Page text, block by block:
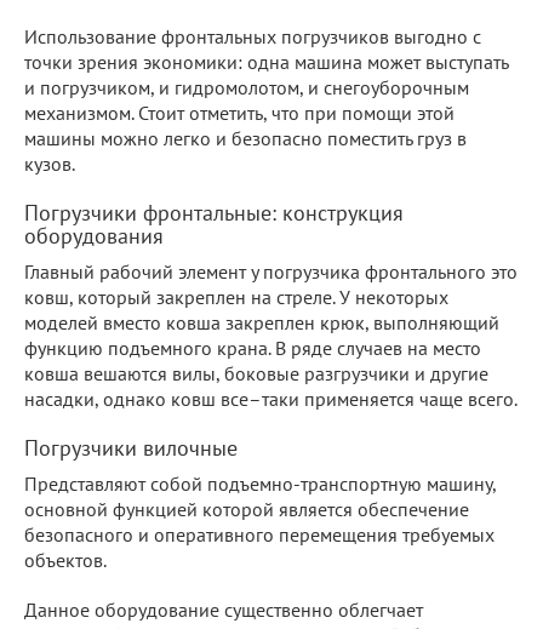
Использование фронтальных погрузчиков выгодно с
точки зрения экономики: одна машина может выступать
и погрузчиком, и гидромолотом, и снегоуборочным
механизмом. Стоит отметить, что при помощи этой
машины можно легко и безопасно поместить груз в
кузов.
Погрузчики фронтальные: конструкция
оборудования
Главный рабочий элемент у погрузчика фронтального это
ковш, который закреплен на стреле. У некоторых
моделей вместо ковша закреплен крюк, выполняющий
функцию подъемного крана. В ряде случаев на место
ковша вешаются вилы, боковые разгрузчики и другие
насадки, однако ковш все–таки применяется чаще всего.
Погрузчики вилочные
Представляют собой подъемно-транспортную машину,
основной функцией которой является обеспечение
безопасного и оперативного перемещения требуемых
объектов.
Данное оборудование существенно облегчает